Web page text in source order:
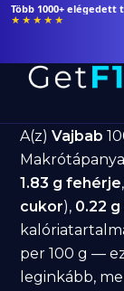
Több 1000+ elégedett
★★★★★
diéta
A(z)Vajbab
1.83 g fehérje,
cukor), 0.22 g
per 100 g —
leginkább,